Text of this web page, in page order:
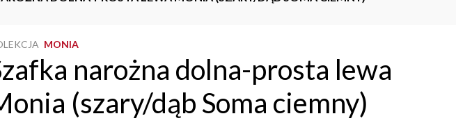
MONIA
narożna dolna-prosta lewa
(szary/dąb Soma ciemny)